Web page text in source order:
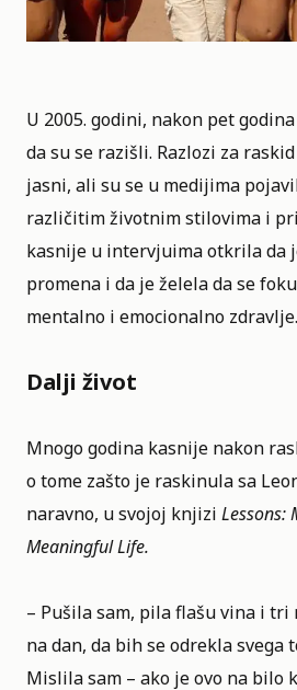
U 2005. godini, nakon pet
da su se razišli. Razlozi za
jasni, ali su se u medijima
različitim životnim stilovima i
kasnije u intervjuima otkrila da
promena i da je želela da se
mentalno i emocionalno zdravlje.
Dalji život
Mnogo godina kasnije nakon
o tome zašto je raskinula sa
naravno, u svojoj knjizi Lessons:
Meaningful Life.
– Pušila sam, pila flašu vina i tri
na dan, da bih se odrekla svega
Mislila sam – ako je ovo na bilo